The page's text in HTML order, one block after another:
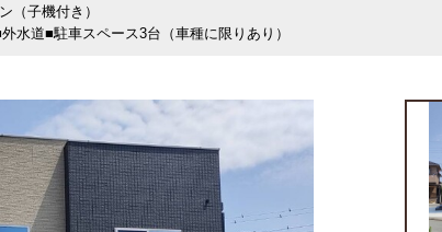
（子機付き）
水道■駐車スペース3台（車種に限りあり）